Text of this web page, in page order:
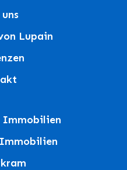
Lupain
Immobilien